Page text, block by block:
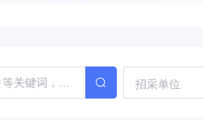
招采单位